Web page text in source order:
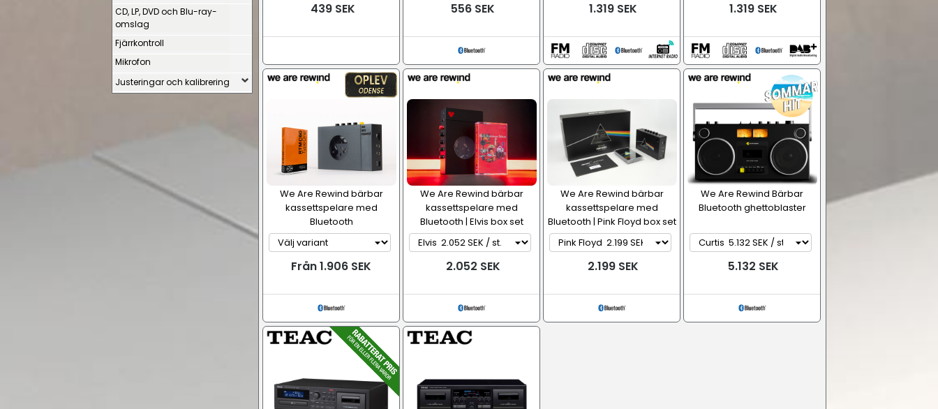
CD, LP, DVD och Blu-ray-
omslag
Fjärrkontroll
Mikrofon
Justeringar och kalibrering
439 SEK 556 SEK 1.319 SEK 1.319 SEK
We Are Rewind bärbar
kassettspelare med
Bluetooth
Från 1.906 SEK
We Are Rewind bärbar
kassettspelare med
Bluetooth | Elvis box set
2.052 SEK
We Are Rewind bärbar
kassettspelare med
Bluetooth | Pink Floyd box set
2.199 SEK
We Are Rewind Bärbar
Bluetooth ghettoblaster
5.132 SEK